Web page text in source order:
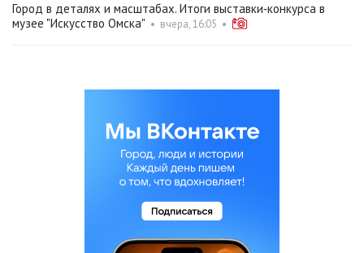
Город в деталях и масштабах. Итоги выставки‑конкурса в
музее "Искусство Омска" • вчера, 16:05 •